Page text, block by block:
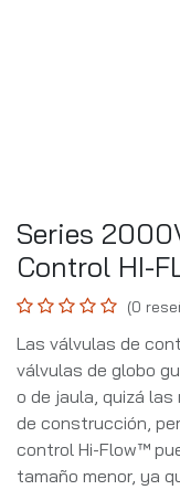
Series
Control HI-
(0
Las válvulas de
válvulas de globo
o de jaula, quizá
de construcción,
control Hi-Flow™
tamaño menor, ya